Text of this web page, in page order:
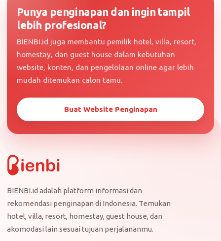
Punya penginapan dan ingin tampil
lebih profesional?
BIENBI.id juga membantu pemilik hotel, villa, resort,
homestay, dan guest house dalam kebutuhan
website, konten, dan pengelolaan online agar lebih
mudah ditemukan calon tamu.
Buat Website Penginapan
BIENBI.id adalah platform informasi dan
rekomendasi penginapan di Indonesia. Temukan
hotel, villa, resort, homestay, guest house, dan
akomodasi lain sesuai tujuan perjalananmu.